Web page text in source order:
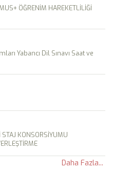
ÖĞRENİM HAREKETLİLİĞİ
Yabancı Dil Sınavı Saat ve
KONSORSİYUMU
Daha Fazla...